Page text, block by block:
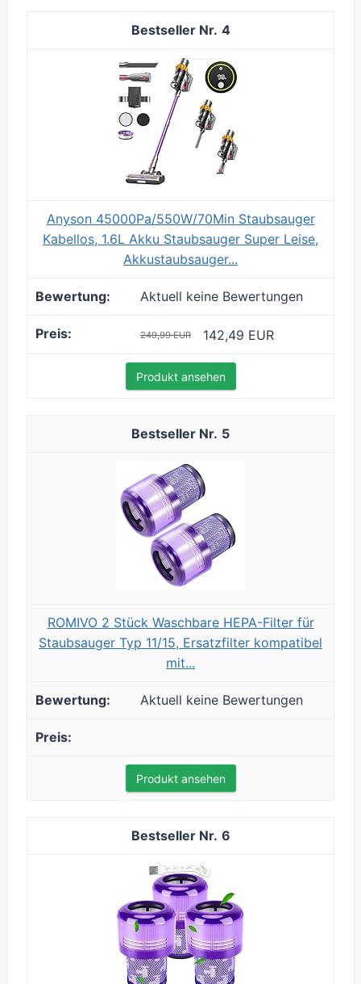
4
Anyson 45000Pa/550W/70Min Staubsauger
Kabellos, 1.6L Akku Staubsauger Super Leise,
Akkustaubsauger...
Aktuell keine Bewertungen
249,99 EUR 142,49 EUR
Produkt ansehen
5
ROMIVO 2 Stück Waschbare HEPA-Filter für
Staubsauger Typ 11/15, Ersatzfilter kompatibel
mit...
Aktuell keine Bewertungen
Produkt ansehen
6